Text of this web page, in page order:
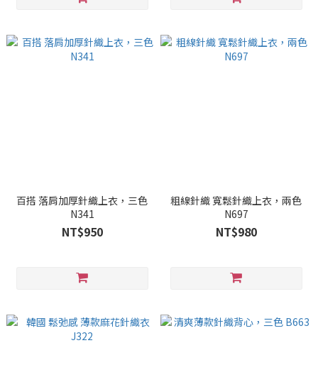
百搭 落肩加厚針織上衣，三色
N341
NT$950
粗線針織 寬鬆針織上衣，兩色
N697
NT$980